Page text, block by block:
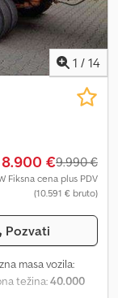
1 / 14
8.900 €9.990 €
Fiksna cena plus PDV
(10.591 € bruto)
Pozvati
masa vozila:
težina:40.000